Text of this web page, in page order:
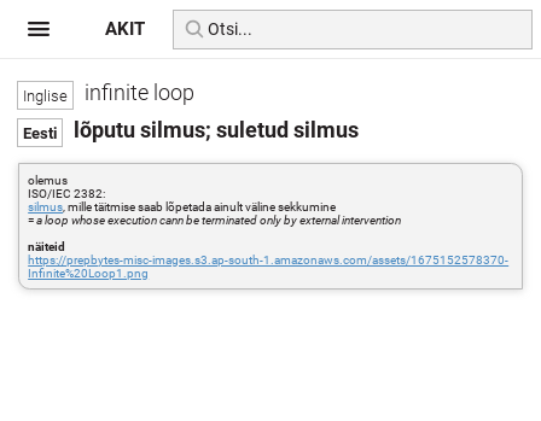
infinite loop
lõputu silmus; suletud silmus
olemus
ISO/IEC 2382:
silmus , mille täitmise saab lõpetada ainult väline sekkumine
=a loop whose execution cann be terminated only by external intervention
näiteid
https://prepbytes-misc-images.s3.ap-south-1.amazonaws.com/assets/1675152578370-
Infinite%20Loop1.png
AKIT